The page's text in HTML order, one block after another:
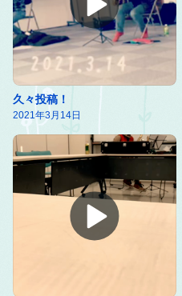
久々投稿！
2021年3月14日